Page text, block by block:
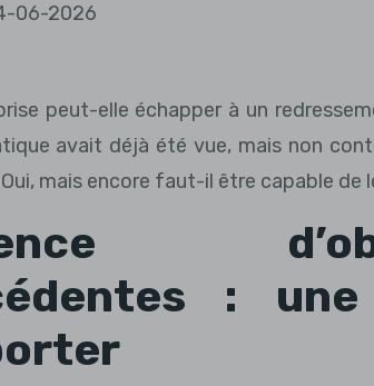
06-2026
peut-elle échapper à un
avait déjà été vue, mais non
mais encore faut-il être capable de
: